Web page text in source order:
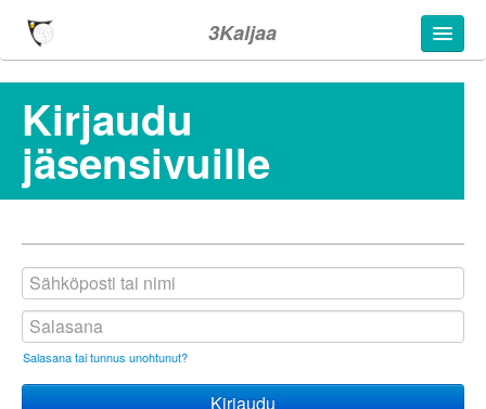
3Kaljaa
Kirjaudu
jäsensivuille
Salasana tai tunnus unohtunut?